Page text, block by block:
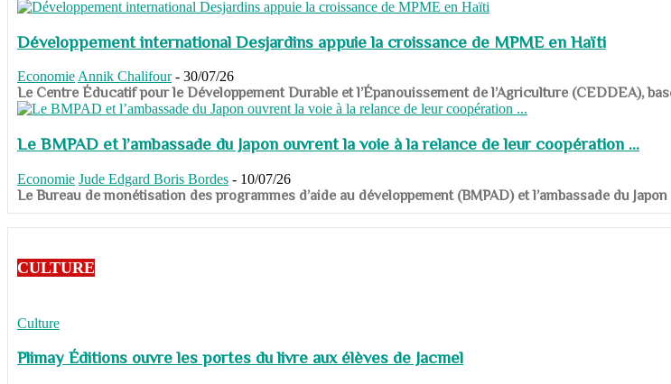
Développement international Desjardins appuie la croissance de MPME en Haïti
Economie Annik Chalifour - 30/07/26
​​​​​​​Le Centre Éducatif pour le Développement Durable et l’Épanouissement de l’Agriculture (CEDDEA),
Le BMPAD et l’ambassade du Japon ouvrent la voie à la relance de leur coopération ...
Economie Jude Edgard Boris Bordes - 10/07/26
​​​​​​​Le Bureau de monétisation des programmes d’aide au développement (BMPAD) et l’ambassade du
CULTURE
Culture
Plimay Éditions ouvre les portes du livre aux élèves de Jacmel